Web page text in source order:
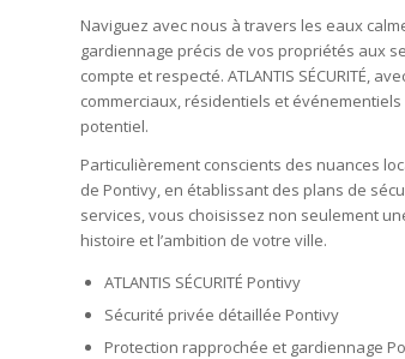
Naviguez avec nous à travers les eaux
gardiennage précis de vos propriétés aux
compte et respecté. ATLANTIS SÉCURITÉ,
commerciaux, résidentiels et
potentiel.
Particulièrement conscients des nuances
de Pontivy, en établissant des plans de
services, vous choisissez non seulement
histoire et l’ambition de votre ville.
ATLANTIS SÉCURITÉ Pontivy
Sécurité privée détaillée Pontivy
Protection rapprochée et gardiennage